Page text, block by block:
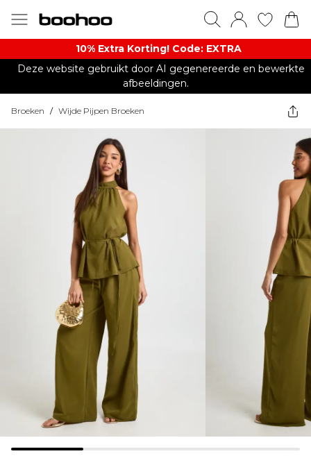
10% Extra Korting! Code: EXTRA​
Deze website gebruikt door AI gegenereerde en bewerkte
afbeeldingen.
Broeken / Wijde Pijpen Broeken